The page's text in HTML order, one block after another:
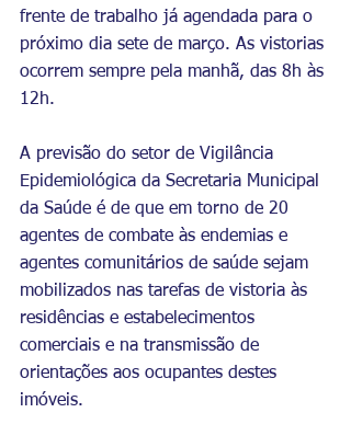
frente de trabalho já agendada para o
próximo dia sete de março. As vistorias
ocorrem sempre pela manhã, das 8h às
12h.
A previsão do setor de Vigilância
Epidemiológica da Secretaria Municipal
da Saúde é de que em torno de 20
agentes de combate às endemias e
agentes comunitários de saúde sejam
mobilizados nas tarefas de vistoria às
residências e estabelecimentos
comerciais e na transmissão de
orientações aos ocupantes destes
imóveis.